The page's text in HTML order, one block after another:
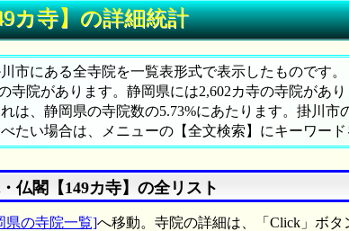
カ寺】の詳細統計
市にある全寺院を一覧表形式で表示したものです。
寺院があります。静岡県には2,602カ寺の寺院があ
は、静岡県の寺院数の5.73%にあたります。掛川市
たい場合は、メニューの【全文検索】にキーワード
仏閣【149カ寺】の全リスト
県の寺院一覧]へ移動。寺院の詳細は、「Click」ボ